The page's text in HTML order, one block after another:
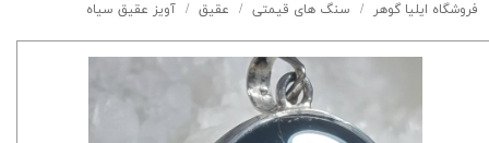
فروشگاه ایلیا گوهر سنگ های قیمتی عقیق آویز عقیق سیاه